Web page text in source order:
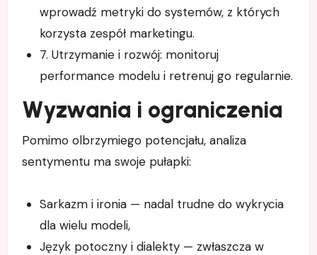
wprowadź metryki do systemów, z których
korzysta zespół marketingu.
7. Utrzymanie i rozwój: monitoruj
performance modelu i retrenuj go regularnie.
Wyzwania i ograniczenia
Pomimo olbrzymiego potencjału, analiza
sentymentu ma swoje pułapki:
Sarkazm i ironia — nadal trudne do wykrycia
dla wielu modeli,
Język potoczny i dialekty — zwłaszcza w